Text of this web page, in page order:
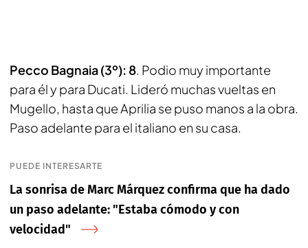
Pecco Bagnaia (3º): 8. Podio muy importante
para él y para Ducati. Lideró muchas vueltas en
Mugello, hasta que Aprilia se puso manos a la obra.
Paso adelante para el italiano en su casa.
PUEDE INTERESARTE
La sonrisa de Marc Márquez confirma que ha dado
un paso adelante: "Estaba cómodo y con
velocidad"